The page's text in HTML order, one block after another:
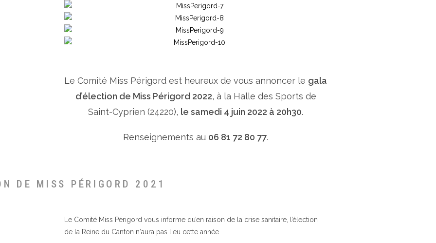
Le Comité Miss Périgord est heureux de vous annoncer le gala
d’élection de Miss Périgord 2022, à la Halle des Sports de
Saint-Cyprien (24220), le samedi 4 juin 2022 à 20h30.
Renseignements au 06 81 72 80 77.
DE MISS PÉRIGORD 2021
Le Comité Miss Périgord vous informe qu’en raison de la crise sanitaire, l’élection
de la Reine du Canton n‘aura pas lieu cette année.